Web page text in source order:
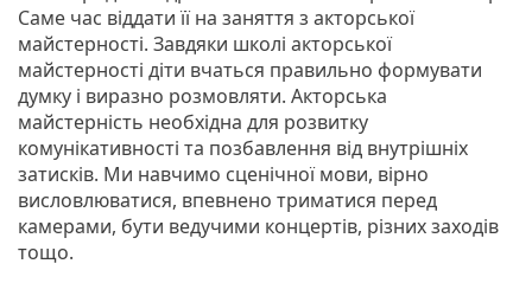
Саме час віддати її на заняття з акторської
майстерності. Завдяки школі акторської
майстерності діти вчаться правильно формувати
думку і виразно розмовляти. Акторська
майстерність необхідна для розвитку
комунікативності та позбавлення від внутрішніх
затисків. Ми навчимо сценічної мови, вірно
висловлюватися, впевнено триматися перед
камерами, бути ведучими концертів, різних заходів
тощо.